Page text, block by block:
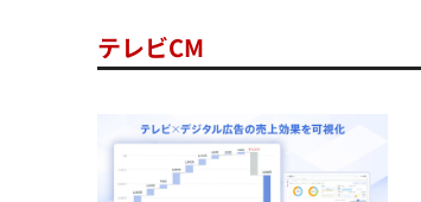
テレビCM